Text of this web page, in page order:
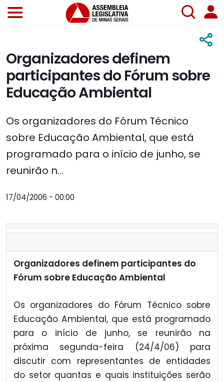
Organizadores definem
participantes do Fórum sobre
Educação Ambiental
Os organizadores do Fórum Técnico
sobre Educação Ambiental, que está
programado para o início de junho, se
reunirão n...
17/04/2006 - 00:00
Organizadores definem participantes do
Fórum sobre Educação Ambiental
Os organizadores do Fórum Técnico sobre
Educação Ambiental, que está programado
para o início de junho, se reunirão na
próxima segunda-feira (24/4/06) para
discutir com representantes de entidades
do setor quantas e quais instituições serão